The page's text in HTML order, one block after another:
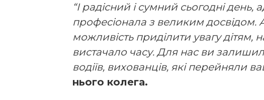
“І радісний і сумний сьогодні день,
професіонала з великим досвідом.
можливість приділити увагу дітям,
вистачало часу. Для нас ви
водіїв, вихованців, які перейняли
нього колега.